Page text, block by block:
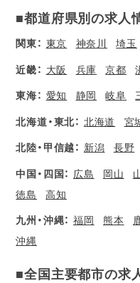
■都道府県別の求人
関東： 東京 神奈川 埼玉
近畿： 大阪 兵庫 京都
東海： 愛知 静岡 岐阜
北海道・東北： 北海道 宮
北陸・甲信越： 新潟 長野
中国・四国： 広島 岡山
徳島
高知
九州・沖縄： 福岡 熊本
沖縄
■全国主要都市の求